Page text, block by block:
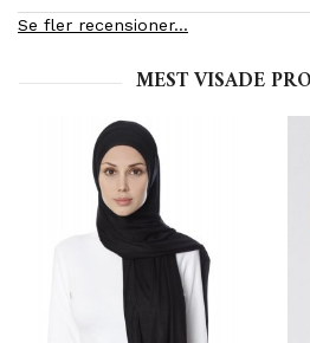
Se fler recensioner...
MEST VISADE